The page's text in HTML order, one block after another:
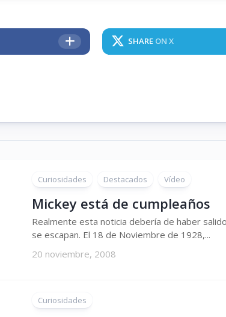
SHARE ON X
Curiosidades Destacados Vídeo
Mickey está de cumpleaños
Realmente esta noticia debería de haber
se escapan. El 18 de Noviembre de 1928,...
20 noviembre, 2008
Curiosidades